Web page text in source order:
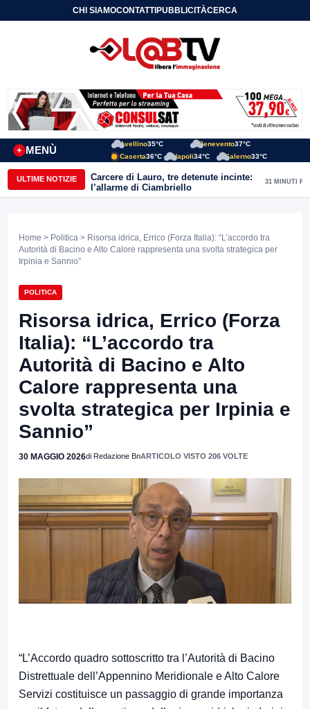
CHI SIAMOCONTATTIPUBBLICITÀCERCA
MENÙ
+
Avellino35°C Benevento37°C
Caserta36°C Napoli34°C Salerno33°C
ULTIME NOTIZIE
Carcere di Lauro, tre detenute incinte:
l’allarme di Ciambriello
31 MINUTI FA
Home > Politica > Risorsa idrica, Errico (Forza Italia): “L’accordo tra
Autorità di Bacino e Alto Calore rappresenta una svolta strategica per
Irpinia e Sannio”
POLITICA
Risorsa idrica, Errico (Forza
Italia): “L’accordo tra
Autorità di Bacino e Alto
Calore rappresenta una
svolta strategica per Irpinia e
Sannio”
30 MAGGIO 2026di Redazione BnARTICOLO VISTO 206 VOLTE
“L’Accordo quadro sottoscritto tra l’Autorità di Bacino
Distrettuale dell’Appennino Meridionale e Alto Calore
Servizi costituisce un passaggio di grande importanza